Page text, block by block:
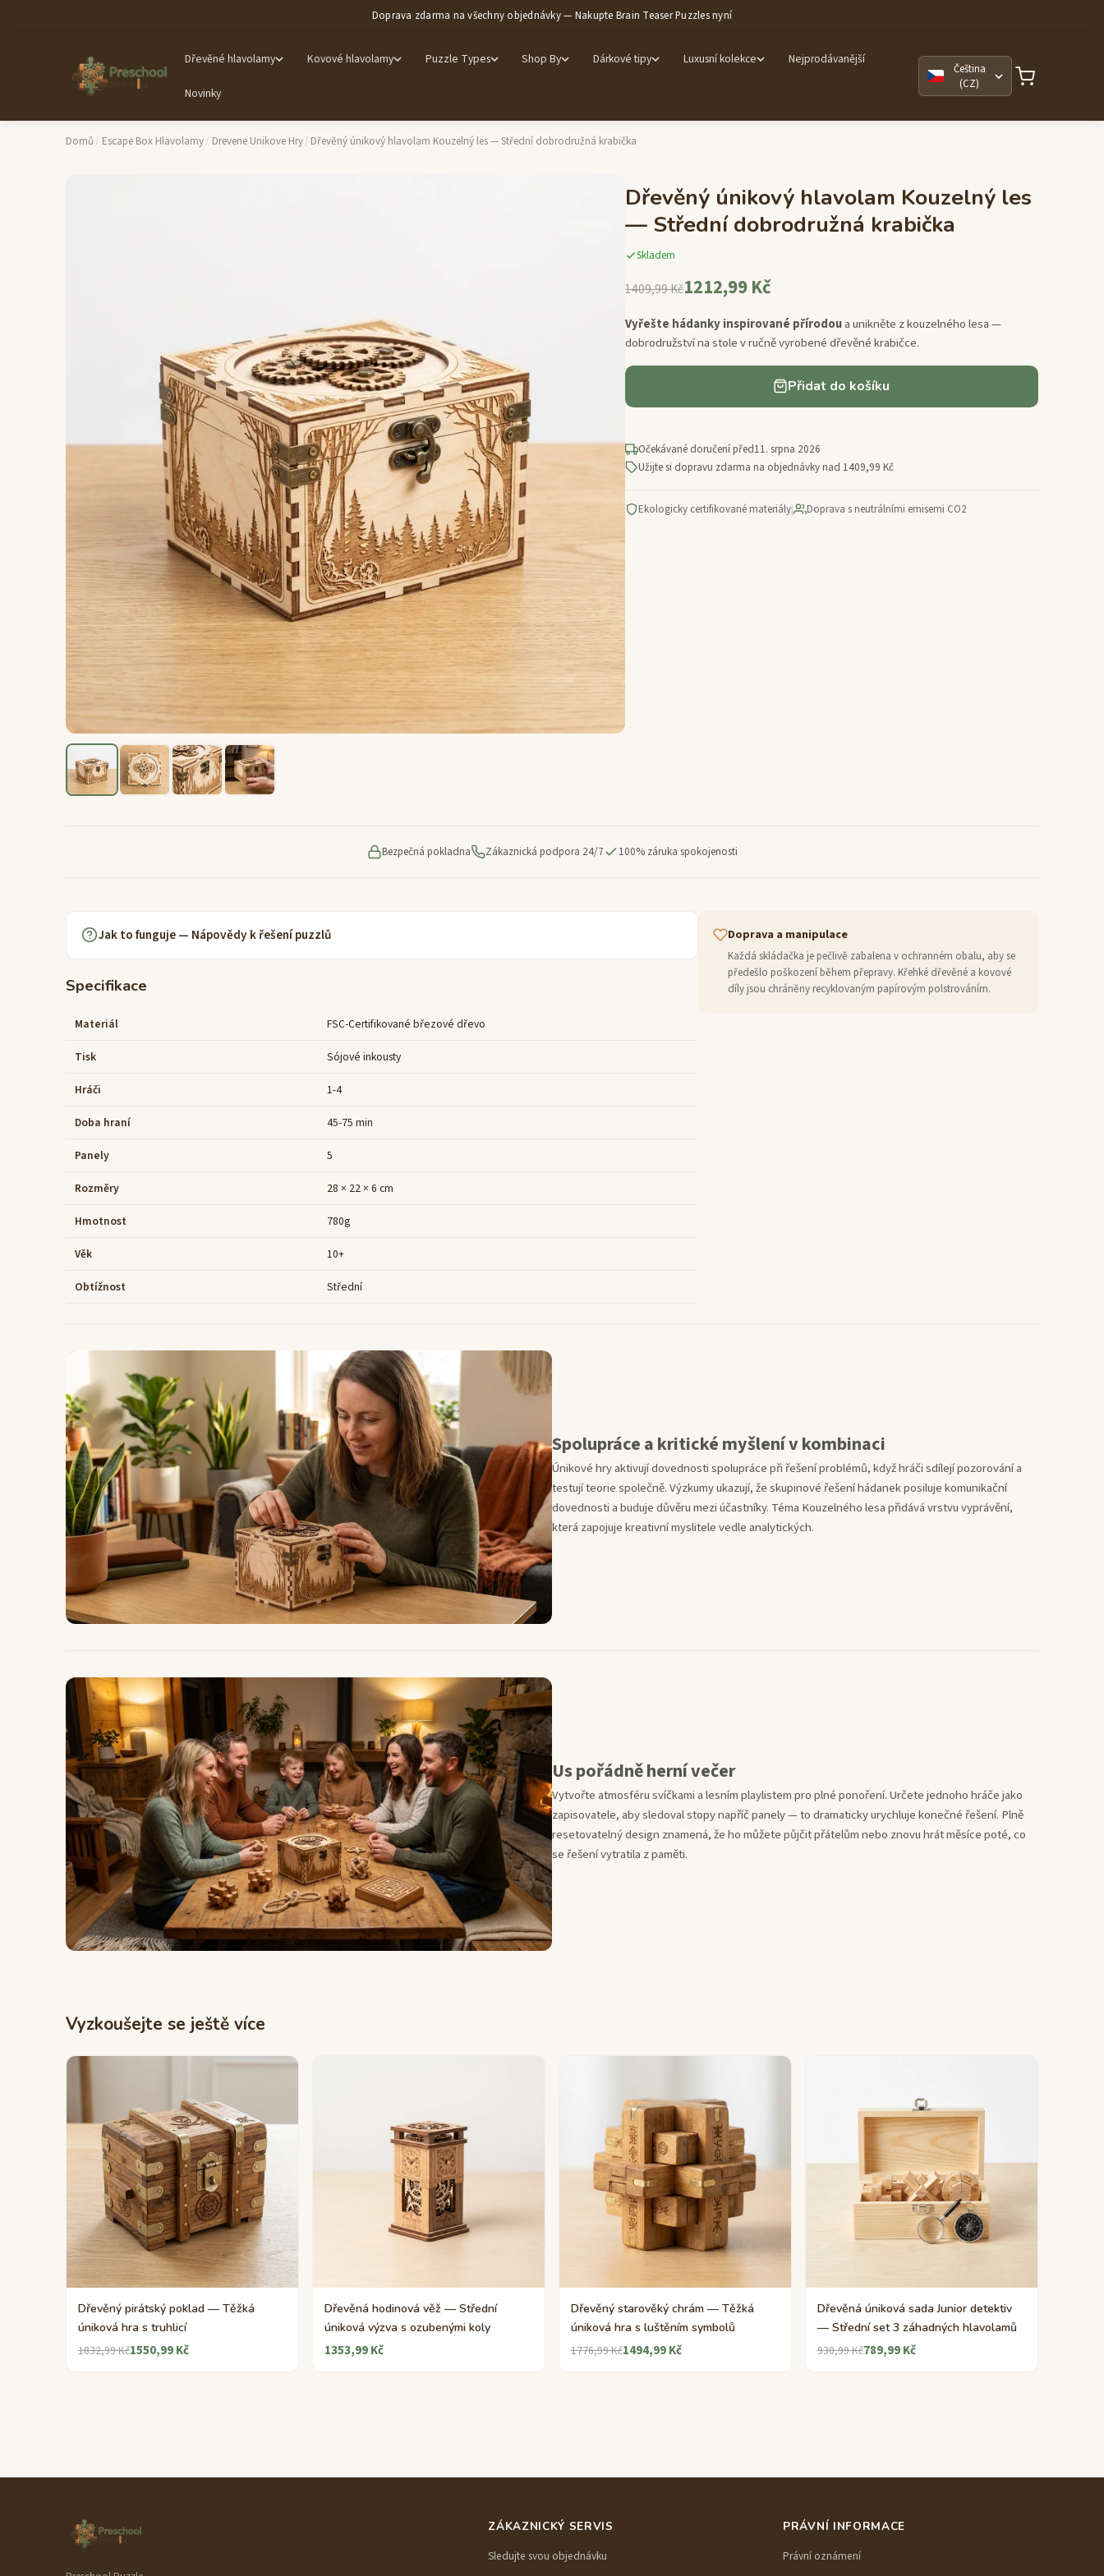
Doprava zdarma na všechny objednávky — Nakupte Brain Teaser Puzzles nyní
Dřevěné hlavolamy Kovové hlavolamy Puzzle Types Shop By Dárkové tipy Luxusní kolekce Nejprodávanější
Novinky
Čeština
(CZ)
Domů / Escape Box Hlavolamy/ Drevene Unikove Hry/ Dřevěný únikový hlavolam Kouzelný les — Střední dobrodružná krabička
Dřevěný únikový hlavolam Kouzelný les
— Střední dobrodružná krabička
Skladem
1409,99 Kč1212,99 Kč
Vyřešte hádanky inspirované přírodoua unikněte z kouzelného lesa —
dobrodružství na stole v ručně vyrobené dřevěné krabičce.
Přidat do košíku
Očekávané doručení před11. srpna 2026
Užijte si dopravu zdarma na objednávky nad 1409,99 Kč
Ekologicky certifikované materiály| Doprava s neutrálními emisemi CO2
Bezpečná pokladna Zákaznická podpora 24/7 100% záruka spokojenosti
Jak to funguje — Nápovědy k řešení puzzlů
Specifikace
Materiál FSC-Certifikované březové dřevo
Tisk Sójové inkousty
Hráči 1-4
Doba hraní 45-75 min
Panely 5
Rozměry 28 × 22 × 6 cm
Hmotnost 780g
Věk 10+
Obtížnost Střední
Doprava a manipulace
Každá skládačka je pečlivě zabalena v ochranném obalu, aby se
předešlo poškození během přepravy. Křehké dřevěné a kovové
díly jsou chráněny recyklovaným papírovým polstrováním.
Spolupráce a kritické myšlení v kombinaci
Únikové hry aktivují dovednosti spolupráce při řešení problémů, když hráči sdílejí pozorování a
testují teorie společně. Výzkumy ukazují, že skupinové řešení hádanek posiluje komunikační
dovednosti a buduje důvěru mezi účastníky. Téma Kouzelného lesa přidává vrstvu vyprávění,
která zapojuje kreativní myslitele vedle analytických.
Us pořádně herní večer
Vytvořte atmosféru svíčkami a lesním playlistem pro plné ponoření. Určete jednoho hráče jako
zapisovatele, aby sledoval stopy napříč panely — to dramaticky urychluje konečné řešení. Plně
resetovatelný design znamená, že ho můžete půjčit přátelům nebo znovu hrát měsíce poté, co
se řešení vytratila z paměti.
Vyzkoušejte se ještě více
Dřevěný pirátský poklad — Těžká
úniková hra s truhlicí
1832,99 Kč1550,99 Kč
Dřevěná hodinová věž — Střední
úniková výzva s ozubenými koly
1353,99 Kč
Dřevěný starověký chrám — Těžká
úniková hra s luštěním symbolů
1776,99 Kč1494,99 Kč
Dřevěná úniková sada Junior detektiv
— Střední set 3 záhadných hlavolamů
930,99 Kč789,99 Kč
ZÁKAZNICKÝ SERVIS
Sledujte svou objednávku
PRÁVNÍ INFORMACE
Právní oznámení